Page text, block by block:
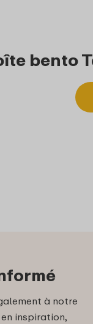
bento
à notre
inspiration,